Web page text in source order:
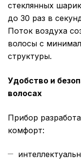
стеклянных
до 30 раз в
Поток воздуха
волосы с
структуры.
Удобство и
волосах
Прибор
комфорт: